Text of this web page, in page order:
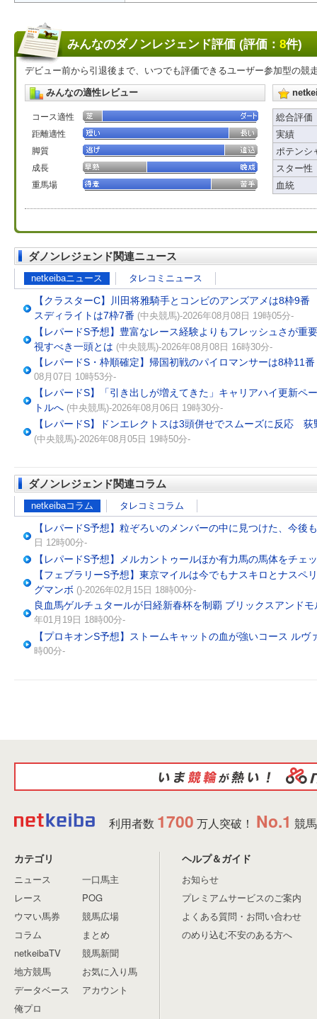
みんなのダノンレジェンド評価 (評価： 8件)
デビュー前から引退後まで、いつでも評価できるユーザー参加型の競
みんなの適性レビュー
コース適性
距離適性
脚質
成長
重馬場
総合評価
実績
ポテンシ
スター性
血統
ダノンレジェンド関連ニュース
netkeibaニュース タレコミニュース
【クラスターC】川田将雅騎手とコンビのアンズアメは8枠9
スディライトは7枠7番 (中央競馬)-2026年08月08日 19時05分-
【レパードS予想】豊富なレース経験よりもフレッシュさが重
視すべき一頭とは (中央競馬)-2026年08月08日 16時30分-
【レパードS・枠順確定】帰国初戦のパイロマンサーは8枠11
08月07日 10時53分-
【レパードS】「引き出しが増えてきた」キャリアハイ更新
トルへ (中央競馬)-2026年08月06日 19時30分-
【レパードS】ドンエレクトスは3頭併せでスムーズに反応
(中央競馬)-2026年08月05日 19時50分-
ダノンレジェンド関連コラム
netkeibaコラム タレコミコラム
【レパードS予想】粒ぞろいのメンバーの中に見つけた、今後
日 12時00分-
【レパードS予想】メルカントゥールほか有力馬の馬体をチェ
【フェブラリーS予想】東京マイルは今でもナスキロとナスペ
グマンボ ()-2026年02月15日 18時00分-
良血馬ゲルチュタールが日経新春杯を制覇 ブリックスアンド
年01月19日 18時00分-
【プロキオンS予想】ストームキャットの血が強いコース ルヴ
時00分-
利用者数 1700 万人突破！ No.1 競
カテゴリ
ニュース
レース
ウマい馬券
コラム
netkeibaTV
地方競馬
データベース
俺プロ
一口馬主
POG
競馬広場
まとめ
競馬新聞
お気に入り馬
アカウント
ヘルプ＆ガイド
お知らせ
プレミアムサービスのご案内
よくある質問・お問い合わせ
のめり込む不安のある方へ